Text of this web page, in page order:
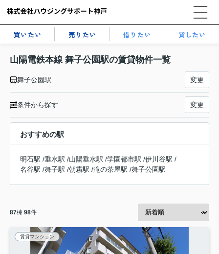
買いたい 売りたい 借りたい 貸したい
山陽電鉄本線 舞子公園駅の賃貸物件一覧
舞子公園駅 変更
条件から探す 変更
おすすめの駅
明石駅 /垂水駅 /山陽垂水駅 /学園都市駅 /伊川谷駅 /
名谷駅 /舞子駅 /朝霧駅 /滝の茶屋駅 /舞子公園駅
87棟 98件
賃貸マンション